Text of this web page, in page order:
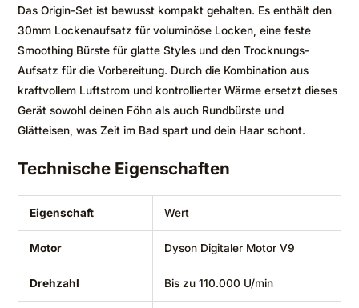
Das Origin-Set ist bewusst kompakt gehalten. Es enthält den
30mm Lockenaufsatz für voluminöse Locken, eine feste
Smoothing Bürste für glatte Styles und den Trocknungs-
Aufsatz für die Vorbereitung. Durch die Kombination aus
kraftvollem Luftstrom und kontrollierter Wärme ersetzt dieses
Gerät sowohl deinen Föhn als auch Rundbürste und
Glätteisen, was Zeit im Bad spart und dein Haar schont.
Technische Eigenschaften
Eigenschaft Wert
Motor Dyson Digitaler Motor V9
Drehzahl Bis zu 110.000 U/min